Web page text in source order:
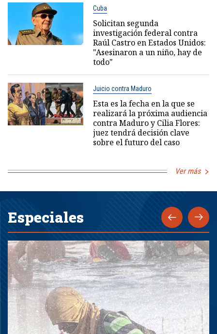
Cuba
Solicitan segunda
investigación federal contra
Raúl Castro en Estados Unidos:
"Asesinaron a un niño, hay de
todo"
Juicio contra Maduro
Esta es la fecha en la que se
realizará la próxima audiencia
contra Maduro y Cilia Flores:
juez tendrá decisión clave
sobre el futuro del caso
Ver más
Especiales